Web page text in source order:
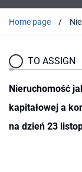
Home page
TO ASSIGN
Nieruchomość
kapitałowej a
na dzień 23